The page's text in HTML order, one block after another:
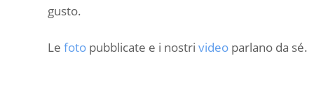
gusto.
Le foto pubblicate e i nostri video parlano da sé.